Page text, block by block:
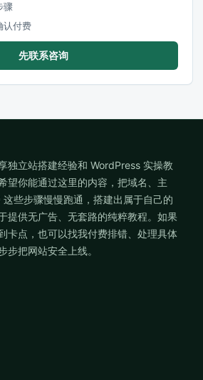
骤
认付费
先联系咨询
独立站搭建经验和 WordPress 实操教
望你能通过这里的内容，把域名、主
些步骤慢慢跑通，搭建出属于自己的
提供无广告、无套路的纯粹教程。如果
卡点，也可以找我付费排错、处理具体
步把网站安全上线。